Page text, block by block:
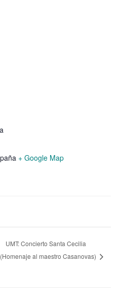
+ Google Map
UMT: Concierto Santa Cecilia
(Homenaje al maestro Casanovas)